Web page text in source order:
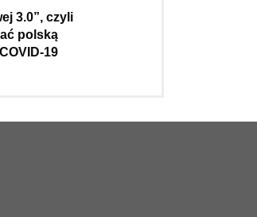
3.0”, czyli
polską
19